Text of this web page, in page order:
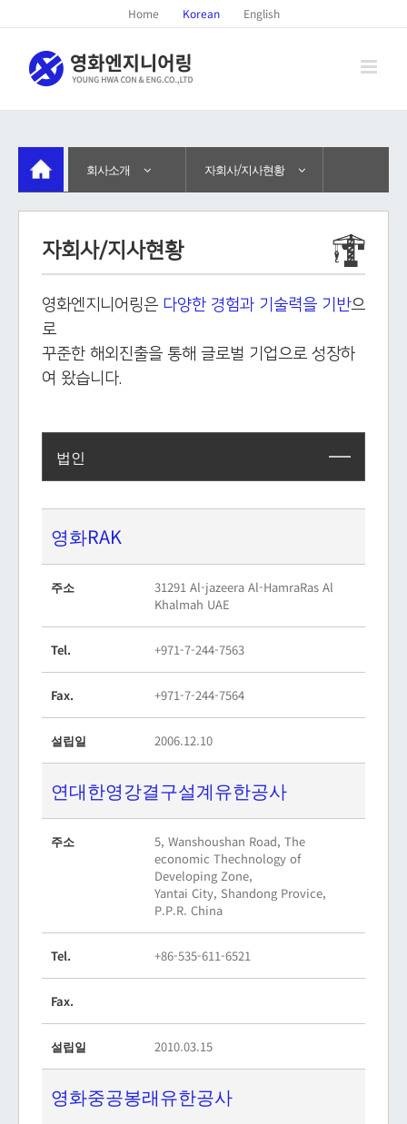
Home Korean English
회사소개 자회사/지사현황
자회사/지사현황
영화엔지니어링은 다양한 경험과 기술력을 기반으
로
꾸준한 해외진출을 통해 글로벌 기업으로 성장하
여 왔습니다.
법인
영화RAK
주소
31291 Al-jazeera Al-HamraRas Al
Khalmah UAE
Tel. +971-7-244-7563
Fax. +971-7-244-7564
설립일 2006.12.10
연대한영강결구설계유한공사
주소
5, Wanshoushan Road, The
economic Thechnology of
Developing Zone,
Yantai City, Shandong Provice,
P.P.R. China
Tel. +86-535-611-6521
Fax.
설립일 2010.03.15
영화중공봉래유한공사